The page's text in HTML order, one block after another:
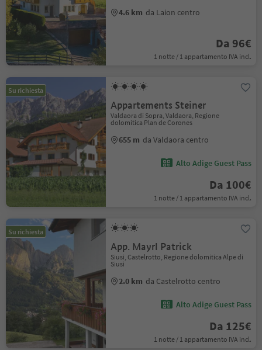
4.6 km da Laion centro
Da 96€
1 notte / 1 appartamento IVA incl.
Su richiesta
Appartements Steiner
Valdaora di Sopra, Valdaora, Regione
dolomitica Plan de Corones
655 m da Valdaora centro
Alto Adige Guest Pass
Da 100€
1 notte / 1 appartamento IVA incl.
Su richiesta
App. Mayrl Patrick
Siusi, Castelrotto, Regione dolomitica Alpe di
Siusi
2.0 km da Castelrotto centro
Alto Adige Guest Pass
Da 125€
1 notte / 1 appartamento IVA incl.